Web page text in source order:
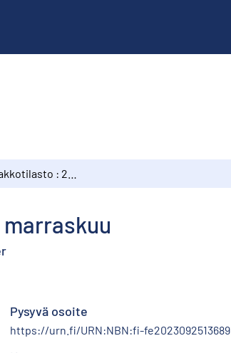
marraskuu
Pysyvä osoite
https://urn.fi/URN:NBN:fi-